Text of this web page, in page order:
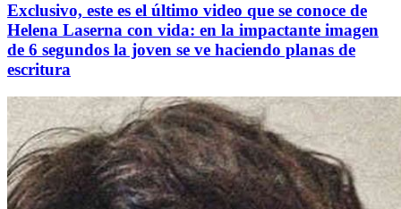
Exclusivo, este es el último video que se conoce de
Helena Laserna con vida: en la impactante imagen
de 6 segundos la joven se ve haciendo planas de
escritura